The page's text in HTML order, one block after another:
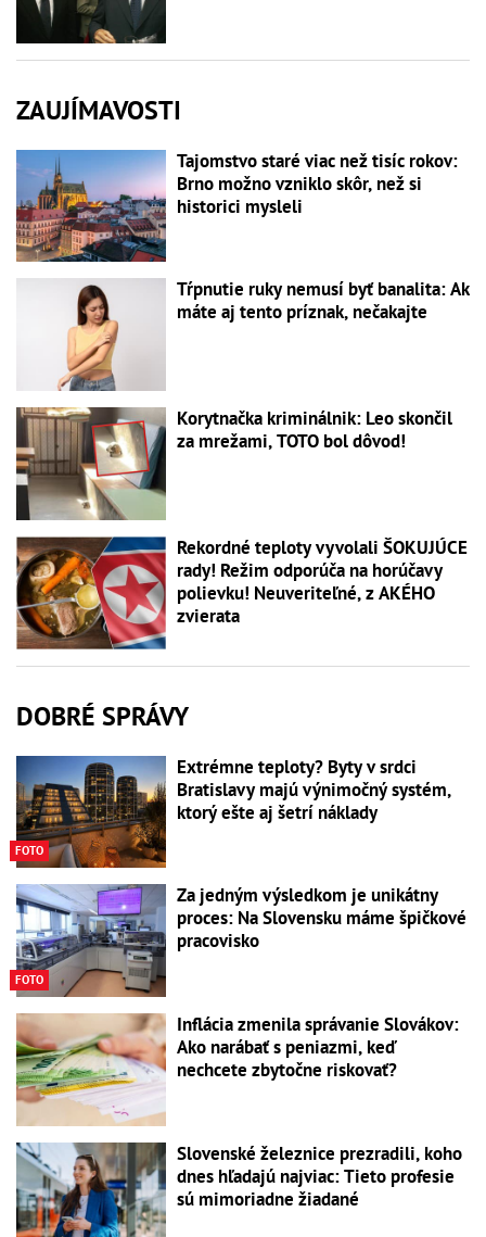
ZAUJÍMAVOSTI
Tajomstvo staré viac než tisíc rokov:
Brno možno vzniklo skôr, než si
historici mysleli
Tŕpnutie ruky nemusí byť banalita: Ak
máte aj tento príznak, nečakajte
Korytnačka kriminálnik: Leo skončil
za mrežami, TOTO bol dôvod!
Rekordné teploty vyvolali ŠOKUJÚCE
rady! Režim odporúča na horúčavy
polievku! Neuveriteľné, z AKÉHO
zvierata
DOBRÉ SPRÁVY
FOTO
Extrémne teploty? Byty v srdci
Bratislavy majú výnimočný systém,
ktorý ešte aj šetrí náklady
FOTO
Za jedným výsledkom je unikátny
proces: Na Slovensku máme špičkové
pracovisko
Inflácia zmenila správanie Slovákov:
Ako narábať s peniazmi, keď
nechcete zbytočne riskovať?
Slovenské železnice prezradili, koho
dnes hľadajú najviac: Tieto profesie
sú mimoriadne žiadané